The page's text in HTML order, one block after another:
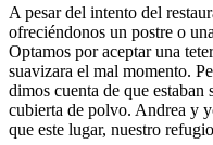
A pesar del intento del
ofreciéndonos un postre o
Optamos por aceptar una
suavizara el mal momento.
dimos cuenta de que estaban
cubierta de polvo. Andrea y
que este lugar, nuestro